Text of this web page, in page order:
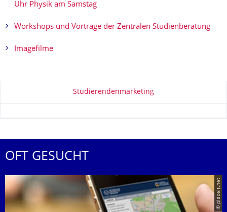
Uhr Physik am Samstag
Workshops und Vorträge der Zentralen Studienberatung
Imagefilme
Zu dieser SeiteStudierendenmarketing
OFT GESUCHT
© placeit.net